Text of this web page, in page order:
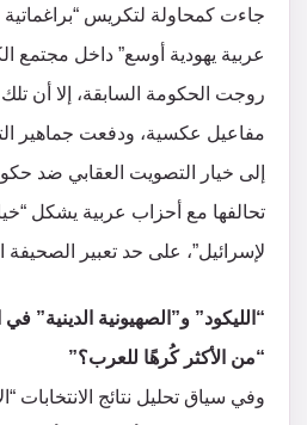
جاءت كمحاولة لتكريس
عربية يهودية أوسع” داخل مجتمع
روجت الحكومة السابقة، إلا أن
مفاعيل عكسية، ودفعت جماهير
إلى خيار التصويت العقابي ضد
تحالفها مع أحزاب عربية يشكل
لإسرائيل”، على حد تعبير الصحيفة
“الليكود” و”الصهيونية الدينية” في
“من الأكثر كُرهًا للعرب؟”
وفي سياق تحليل نتائج الانتخابات